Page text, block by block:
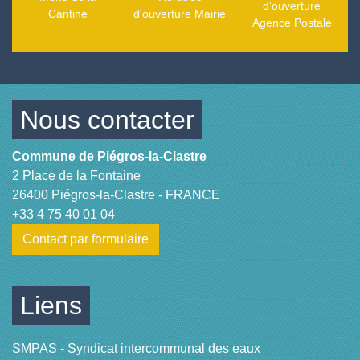
Cantine
d'ouverture Mairie
d'ouverture
Agence Postale
Nous contacter
Commune de Piégros-la-Clastre
2 Place de la Fontaine
26400 Piégros-la-Clastre - FRANCE
+33 4 75 40 01 04
Contact par formulaire
Liens
SMPAS - Syndicat intercommunal des eaux